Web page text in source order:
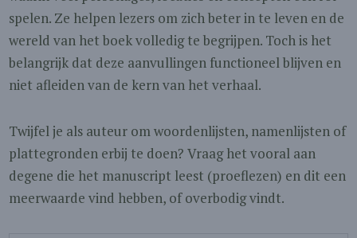
spelen. Ze helpen lezers om zich beter in te leven en de
wereld van het boek volledig te begrijpen. Toch is het
belangrijk dat deze aanvullingen functioneel blijven en
niet afleiden van de kern van het verhaal.
Twijfel je als auteur om woordenlijsten, namenlijsten of
plattegronden erbij te doen? Vraag het vooral aan
degene die het manuscript leest (proeflezen) en dit een
meerwaarde vind hebben, of overbodig vindt.